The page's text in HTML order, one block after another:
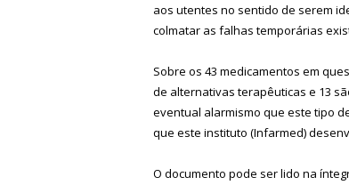
aos utentes no sentido de serem
colmatar as falhas temporárias
Sobre os 43 medicamentos em
de alternativas terapêuticas e 13
eventual alarmismo que este tipo
que este instituto (Infarmed)
O documento pode ser lido na